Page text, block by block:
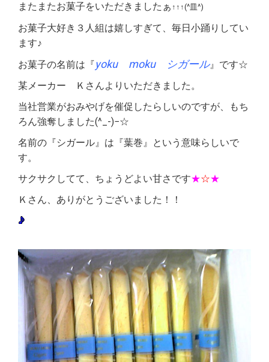
またまたお菓子をいただきましたぁ ↑↑↑(^皿^)
お菓子大好き３人組は嬉しすぎて、毎日小踊りしてい
ます♪
お菓子の名前は『yoku moku シガール』です☆
某メーカー Ｋさんよりいただきました。
当社営業がおみやげを催促したらしいのですが、もち
ろん強奪しました(^_-)−☆
名前の『シガール』は『葉巻』という意味らしいで
す。
サクサクしてて、ちょうどよい甘さです★☆★
Ｋさん、ありがとうございました！！